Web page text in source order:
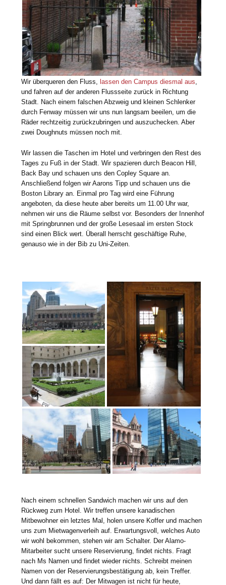
Wir überqueren den Fluss,lassen den Campus diesmal aus
und fahren auf der anderen Flussseite zurück in Richtung
Stadt. Nach einem falschen Abzweig und kleinen Schlenker
durch Fenway müssen wir uns nun langsam beeilen, um die
Räder rechtzeitig zurückzubringen und auszuchecken. Aber
zwei Doughnuts müssen noch mit.
Wir lassen die Taschen im Hotel und verbringen den Rest des
Tages zu Fuß in der Stadt. Wir spazieren durch Beacon Hill,
Back Bay und schauen uns den Copley Square an.
Anschließend folgen wir Aarons Tipp und schauen uns die
Boston Library an. Einmal pro Tag wird eine Führung
angeboten, da diese heute aber bereits um 11.00 Uhr war,
nehmen wir uns die Räume selbst vor. Besonders der Innenhof
mit Springbrunnen und der große Lesesaal im ersten Stock
sind einen Blick wert. Überall herrscht geschäftige Ruhe,
genauso wie in der Bib zu Uni-Zeiten.
Nach einem schnellen Sandwich machen wir uns auf den
Rückweg zum Hotel. Wir treffen unsere kanadischen
Mitbewohner ein letztes Mal, holen unsere Koffer und machen
uns zum Mietwagenverleih auf. Erwartungsvoll, welches Auto
wir wohl bekommen, stehen wir am Schalter. Der Alamo-
Mitarbeiter sucht unsere Reservierung, findet nichts. Fragt
nach Ms Namen und findet wieder nichts. Schreibt meinen
Namen von der Reservierungsbestätigung ab, kein Treffer.
Und dann fällt es auf: Der Mitwagen ist nicht für heute,